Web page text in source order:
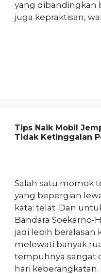
yang dibandingkan
juga kepraktisan,
Tips Naik Mobil
Tidak Ketinggalan
Salah satu momok
yang bepergian
kata: telat. Dan
Bandara Soekarno-
jadi lebih beralasan
melewati banyak
tempuhnya sangat
hari keberangkatan.